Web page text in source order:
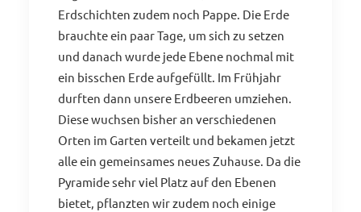
Erdschichten zudem noch Pappe. Die Erde
brauchte ein paar Tage, um sich zu setzen
und danach wurde jede Ebene nochmal mit
ein bisschen Erde aufgefüllt. Im Frühjahr
durften dann unsere Erdbeeren umziehen.
Diese wuchsen bisher an verschiedenen
Orten im Garten verteilt und bekamen jetzt
alle ein gemeinsames neues Zuhause. Da die
Pyramide sehr viel Platz auf den Ebenen
bietet, pflanzten wir zudem noch einige